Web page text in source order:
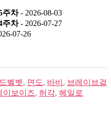
주차- 2026-08-03
주차- 2026-07-27
07-26
벨벳, 면도, 바비 , 브레이브걸
이보이즈, 허각, 헤일로